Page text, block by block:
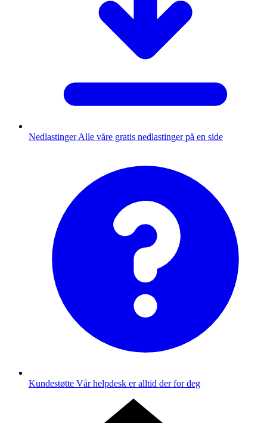
Nedlastinger Alle våre gratis nedlastinger på en side
Kundestøtte Vår helpdesk er alltid der for deg